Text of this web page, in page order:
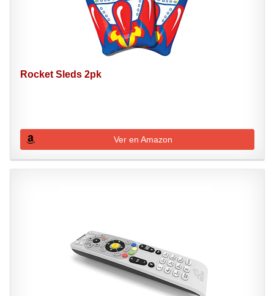
Rocket Sleds 2pk
Ver en Amazon